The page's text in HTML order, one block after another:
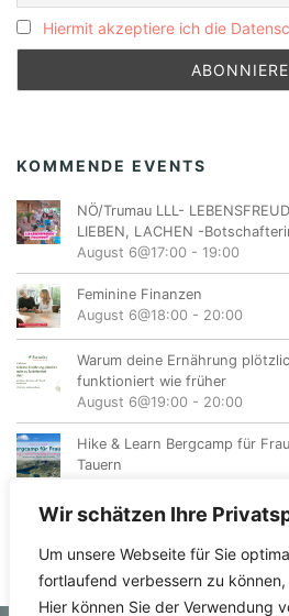
Wir schätzen Ihre
Um unsere Webseite für Sie
fortlaufend verbessern zu
Hier können Sie der Verwendung
Hiermit akzeptiere ich die
KOMMENDE EVENTS
NÖ/Trumau LLL-
LIEBEN, LACHEN -
August 6@17:00 - 19:00
Feminine Finanzen
August 6@18:00 - 20:00
Warum deine Ernährung
funktioniert wie früher
August 6@19:00 - 20:00
Hike & Learn Bergcamp für
Tauern